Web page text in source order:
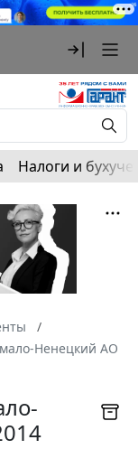
Налоги и
Ненецкий АО